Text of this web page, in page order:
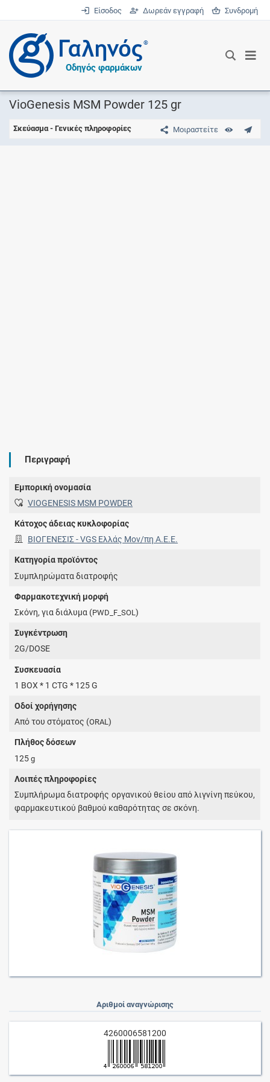
Είσοδος Δωρεάν εγγραφή Συνδρομή
®
Οδηγός φαρμάκων
VioGenesis MSM Powder 125 gr
Μοιραστείτε
Σκεύασμα - Γενικές πληροφορίες
Περιγραφή
Εμπορική ονομασία
VIOGENESIS MSM POWDER
Κάτοχος άδειας κυκλοφορίας
ΒΙΟΓΕΝΕΣΙΣ - VGS Ελλάς Μον/πη Α.Ε.Ε.
Κατηγορία προϊόντος
Συμπληρώματα διατροφής
Φαρμακοτεχνική μορφή
Σκόνη, για διάλυμα (PWD_F_SOL)
Συγκέντρωση
2G/DOSE
Συσκευασία
1 BOX * 1 CTG * 125 G
Οδοί χορήγησης
Από του στόματος (ORAL)
Πλήθος δόσεων
125g
Λοιπές πληροφορίες
Συμπλήρωμα διατροφής οργανικού θείου από λιγνίνη πεύκου,
φαρμακευτικού βαθμού καθαρότητας σε σκόνη.
Αριθμοί αναγνώρισης
4260006581200